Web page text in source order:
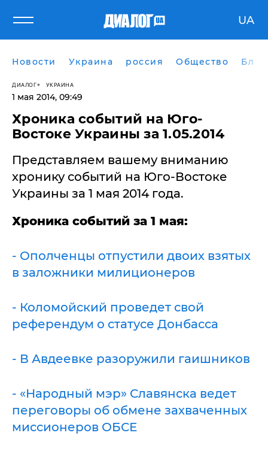
UA
Новости Украина россия Общество
ДИАЛОГ УКРАИНА
1 мая 2014, 09:49
Хроника событий на Юго-
Востоке Украины за 1.05.2014
Представляем вашему вниманию
хронику событий на Юго-Востоке
Украины за 1 мая 2014 года.
Хроника событий за 1 мая:
- Ополченцы отпустили двоих взятых
в заложники милиционеров
- Коломойский проведет свой
референдум о статусе Донбасса
- В Авдеевке разоружили гаишников
- «Народный мэр» Славянска ведет
переговоры об обмене захваченных
миссионеров ОБСЕ